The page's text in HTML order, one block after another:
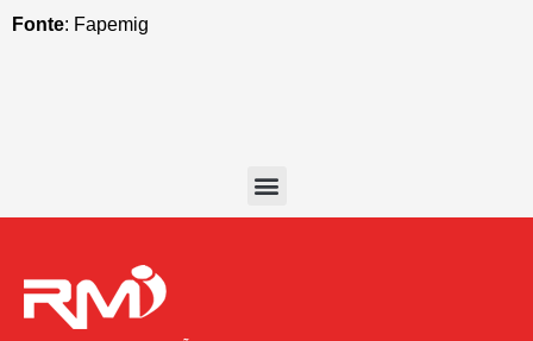
Fonte: Fapemig
Menu